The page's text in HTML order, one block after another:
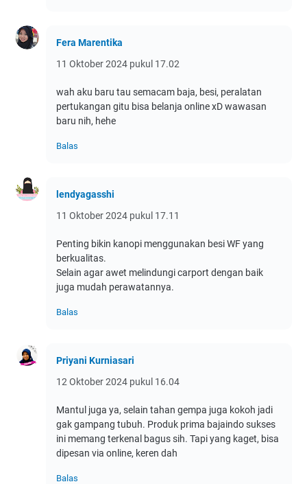
Fera Marentika
11 Oktober 2024 pukul 17.02
wah aku baru tau semacam baja, besi, peralatan
pertukangan gitu bisa belanja online xD wawasan
baru nih, hehe
Balas
lendyagasshi
11 Oktober 2024 pukul 17.11
Penting bikin kanopi menggunakan besi WF yang
berkualitas.
Selain agar awet melindungi carport dengan baik
juga mudah perawatannya.
Balas
Priyani Kurniasari
12 Oktober 2024 pukul 16.04
Mantul juga ya, selain tahan gempa juga kokoh jadi
gak gampang tubuh. Produk prima bajaindo sukses
ini memang terkenal bagus sih. Tapi yang kaget, bisa
dipesan via online, keren dah
Balas